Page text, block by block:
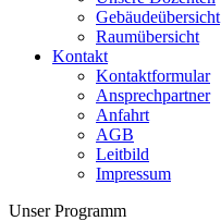
Gebäudeübersicht
Raumübersicht
Kontakt
Kontaktformular
Ansprechpartner
Anfahrt
AGB
Leitbild
Impressum
Unser Programm